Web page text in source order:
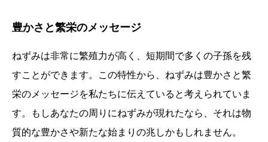
豊かさと繁栄のメッセージ
ねずみは非常に繁殖力が高く、短期間で多くの子孫を残
すことができます。この特性から、ねずみは豊かさと繁
栄のメッセージを私たちに伝えていると考えられていま
す。もしあなたの周りにねずみが現れたなら、それは物
質的な豊かさや新たな始まりの兆しかもしれません。